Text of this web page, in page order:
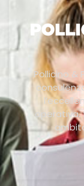
Pollicino &
operativa,